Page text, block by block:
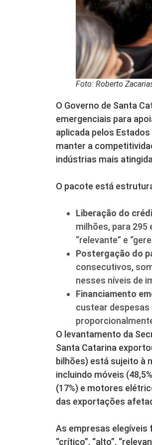
Foto: Roberto
O Governo de Santa
emergenciais para
aplicada pelos
manter a
indústrias mais
O pacote está
Liberação do
milhões, para 295
“relevante” e
Postergação do
consecutivos,
nesses níveis de
Financiamento
custear despesas
O levantamento da
Santa Catarina
bilhões) está sujeito à
incluindo móveis
(17%) e motores
das exportações
As empresas
“crítico”, “alto”,